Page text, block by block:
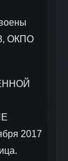
ОКПО
2017